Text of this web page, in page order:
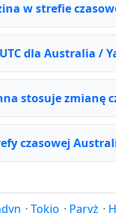
w strefie
dla Australia /
stosuje zmianę
czasowej
· Tokio · Paryż ·